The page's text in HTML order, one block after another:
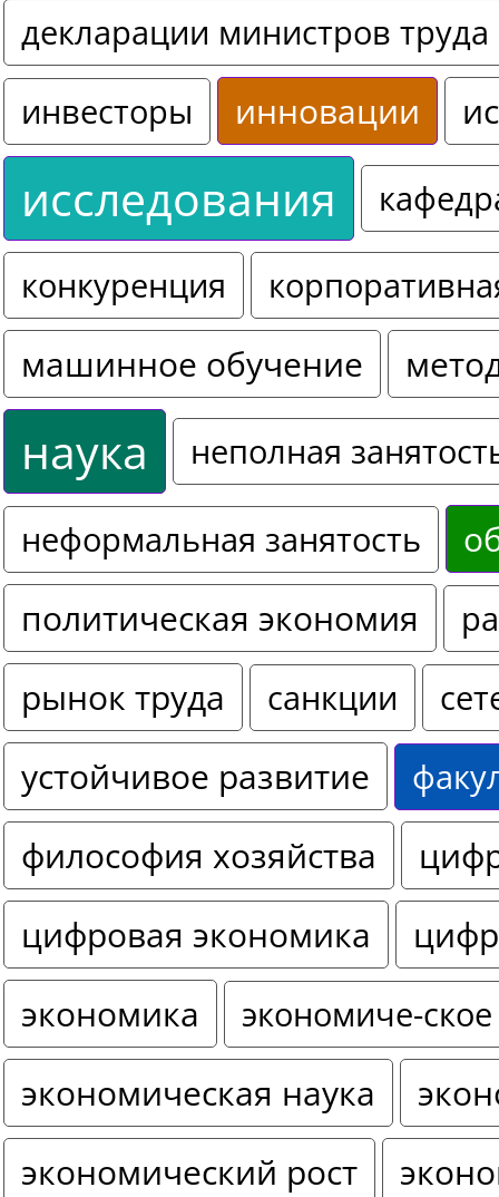
декларации министров труда
инвесторы
инновации
исследования
конкуренция
машинное обучение
наука
неполная
неформальная занятость
политическая экономия
рынок труда санкции
устойчивое развитие
философия хозяйства
цифровая экономика
экономика
экономиче-
экономическая наука
экономический рост